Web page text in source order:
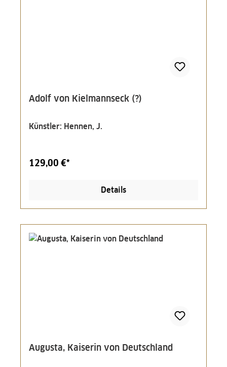
Adolf von Kielmannseck (?)
Künstler: Hennen, J.
129,00 €*
Details
Augusta, Kaiserin von Deutschland